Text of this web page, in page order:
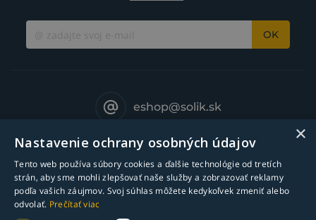
OK
eshop@solik.sk
×
Nastavenie ochrany osobných údajov
Tento web používa súbory cookies a ďalšie technológie od tretích
strán, aby sme mohli zlepšovať naše služby a zobrazovať reklamy
podľa vašich záujmov. Svoj súhlas môžete kedykoľvek zmeniť alebo
odvolať. Prečítať viac